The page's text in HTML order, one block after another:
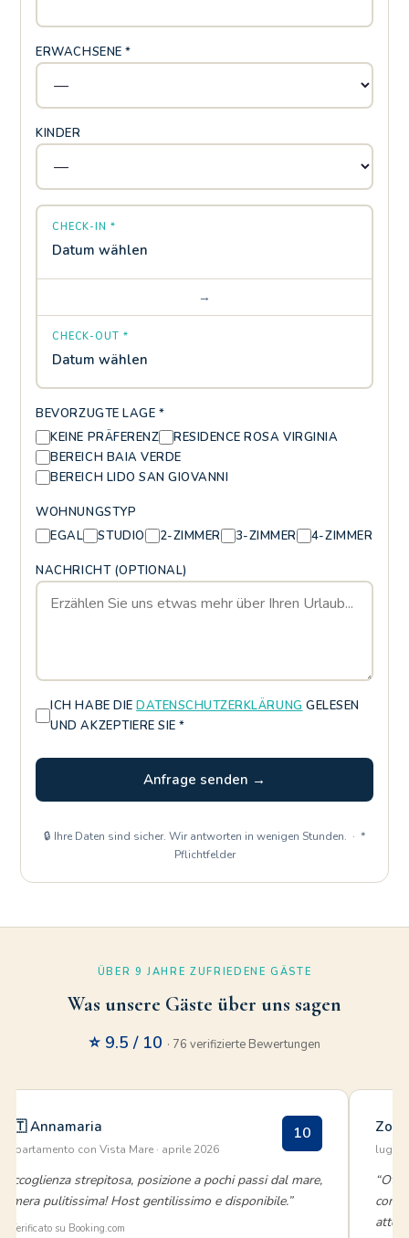
ERWACHSENE *
KINDER
CHECK-IN *
Datum wählen
→
CHECK-OUT *
Datum wählen
BEVORZUGTE LAGE *
KEINE PRÄFERENZ
RESIDENCE ROSA VIRGINIA
BEREICH BAIA VERDE
BEREICH LIDO SAN GIOVANNI
WOHNUNGSTYP
EGAL
STUDIO 2-ZIMMER 3-ZIMMER 4-ZIMMER
NACHRICHT (OPTIONAL)
ICH HABE DIEDATENSCHUTZERKLÄRUNG GELESEN
UND AKZEPTIERE SIE *
Anfrage senden →
🔒 Ihre Daten sind sicher. Wir antworten in wenigen Stunden. · *
Pflichtfelder
ÜBER 9 JAHRE ZUFRIEDENE GÄSTE
Was unsere Gäste über uns sagen
⭐ 9.5 / 10 · 76 verifizierte Bewertungen
🇮🇹 Annamaria
Appartamento con Vista Mare · aprile 2026
10
“Accoglienza strepitosa, posizione a pochi passi dal mare,
camera pulitissima! Host gentilissimo e disponibile.”
✅ Verificato su Booking.com
luglio